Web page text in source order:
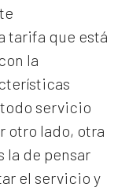
tarifa que está
la
servicio
otro lado, otra
la de pensar
el servicio y